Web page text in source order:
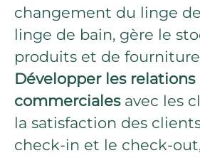
changement du linge
linge de bain, gère le
produits et de
Développer les relations
commercialesavec les
la satisfaction des
check-in et le check-